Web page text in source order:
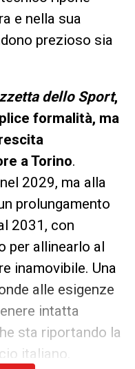
e nella sua
prezioso sia
dello Sport,
formalità, ma
a Torino.
2029, ma alla
prolungamento
2031, con
per allinearlo al
inamovibile. Una
alle esigenze
intatta
sta riportando la
italiano.